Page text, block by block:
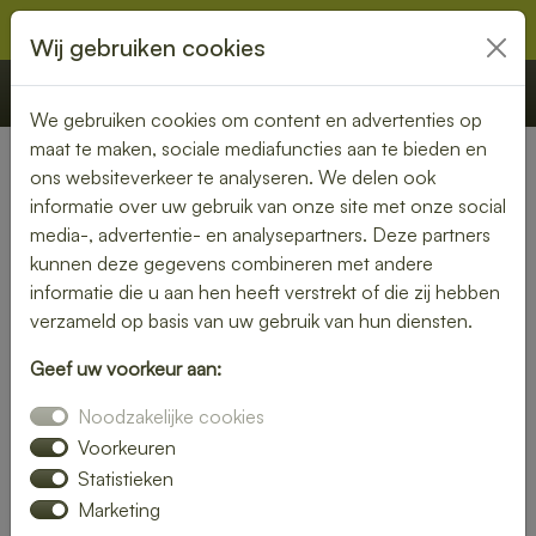
€ 0,00 Offerte Bestellen
Nederland» Wedde
Lunch bezorgen in Wedde –
vers, snel en zorgeloos
genieten
bezorgen in Wedde en geniet van verse, smakelijke
gerechten zonder gedoe. Van luxe broodjes tot gezonde
bowls – wij bezorgen jouw favoriete lunch waar jij maar wilt.
Bestel eenvoudig online en wij zorgen voor een snelle
Wij gebruiken cookies
We gebruiken cookies om content en advertenties op
maat te maken, sociale mediafuncties aan te bieden en
ons websiteverkeer te analyseren. We delen ook
informatie over uw gebruik van onze site met onze social
media-, advertentie- en analysepartners. Deze partners
kunnen deze gegevens combineren met andere
informatie die u aan hen heeft verstrekt of die zij hebben
verzameld op basis van uw gebruik van hun diensten.
Geef uw voorkeur aan:
Noodzakelijke cookies
Voorkeuren
Statistieken
Marketing